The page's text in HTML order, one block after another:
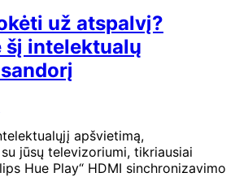
už atspalvį?
šį intelektualų
apšvietimą,
jūsų televizoriumi, tikriausiai
Hue Play“ HDMI sinchronizavimo